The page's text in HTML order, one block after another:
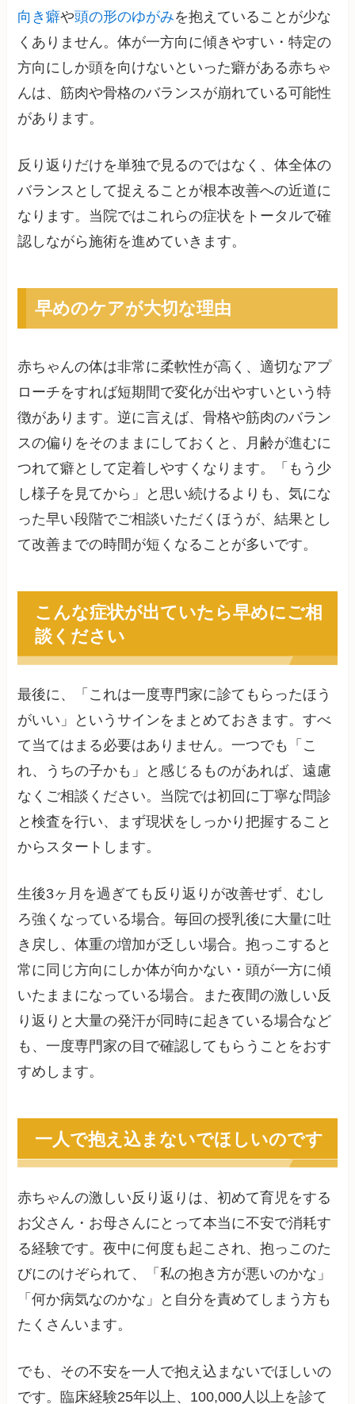
向き癖や頭の形のゆがみを抱えていることが少な
くありません。体が一方向に傾きやすい・特定の
方向にしか頭を向けないといった癖がある赤ちゃ
んは、筋肉や骨格のバランスが崩れている可能性
があります。
反り返りだけを単独で見るのではなく、体全体の
バランスとして捉えることが根本改善への近道に
なります。当院ではこれらの症状をトータルで確
認しながら施術を進めていきます。
早めのケアが大切な理由
赤ちゃんの体は非常に柔軟性が高く、適切なアプ
ローチをすれば短期間で変化が出やすいという特
徴があります。逆に言えば、骨格や筋肉のバラン
スの偏りをそのままにしておくと、月齢が進むに
つれて癖として定着しやすくなります。「もう少
し様子を見てから」と思い続けるよりも、気にな
った早い段階でご相談いただくほうが、結果とし
て改善までの時間が短くなることが多いです。
こんな症状が出ていたら早めにご相
談ください
最後に、「これは一度専門家に診てもらったほう
がいい」というサインをまとめておきます。すべ
て当てはまる必要はありません。一つでも「こ
れ、うちの子かも」と感じるものがあれば、遠慮
なくご相談ください。当院では初回に丁寧な問診
と検査を行い、まず現状をしっかり把握すること
からスタートします。
生後3ヶ月を過ぎても反り返りが改善せず、むし
ろ強くなっている場合。毎回の授乳後に大量に吐
き戻し、体重の増加が乏しい場合。抱っこすると
常に同じ方向にしか体が向かない・頭が一方に傾
いたままになっている場合。また夜間の激しい反
り返りと大量の発汗が同時に起きている場合など
も、一度専門家の目で確認してもらうことをおす
すめします。
一人で抱え込まないでほしいのです
赤ちゃんの激しい反り返りは、初めて育児をする
お父さん・お母さんにとって本当に不安で消耗す
る経験です。夜中に何度も起こされ、抱っこのた
びにのけぞられて、「私の抱き方が悪いのかな」
「何か病気なのかな」と自分を責めてしまう方も
たくさんいます。
でも、その不安を一人で抱え込まないでほしいの
です。臨床経験25年以上、100,000人以上を診て